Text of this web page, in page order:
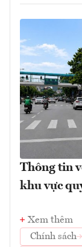
Thông tin
khu vực
Xem thêm
Chính sách